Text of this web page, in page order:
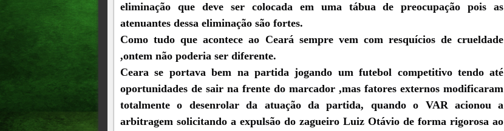
eliminação que deve ser colocada em uma tábua de preocupação pois as
atenuantes dessa eliminação são fortes.
Como tudo que acontece ao Ceará sempre vem com resquícios de crueldade
,ontem não poderia ser diferente.
Ceara se portava bem na partida jogando um futebol competitivo tendo até
oportunidades de sair na frente do marcador ,mas fatores externos modificaram
totalmente o desenrolar da atuação da partida, quando o VAR acionou a
arbitragem solicitando a expulsão do zagueiro Luiz Otávio de forma rigorosa ao